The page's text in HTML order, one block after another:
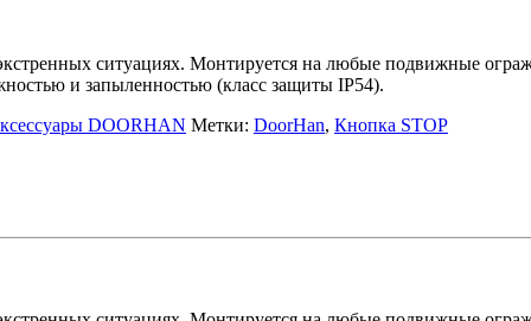
ситуациях. Монтируется на любые подвижные
и запыленностью (класс защиты IP54).
DOORHAN Метки: DoorHan, Кнопка STOP